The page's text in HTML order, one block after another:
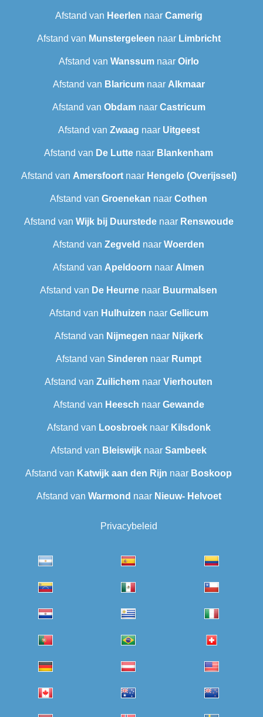
Afstand van Heerlen naar Camerig
Afstand van Munstergeleen naar Limbricht
Afstand van Wanssumnaar Oirlo
Afstand van Blaricumnaar Alkmaar
Afstand van Obdamnaar Castricum
Afstand van Zwaag naar Uitgeest
Afstand van De Lutte naar Blankenham
Afstand van Amersfoortnaar Hengelo (Overijssel)
Afstand van Groenekan naar Cothen
Afstand van Wijk bij Duurstedenaar Renswoude
Afstand van Zegveld naar Woerden
Afstand van Apeldoorn naar Almen
Afstand van De Heurne naar Buurmalsen
Afstand van Hulhuizen naar Gellicum
Afstand van Nijmegen naar Nijkerk
Afstand van Sinderen naar Rumpt
Afstand van Zuilichem naar Vierhouten
Afstand van Heesch naar Gewande
Afstand van Loosbroeknaar Kilsdonk
Afstand van Bleiswijk naar Sambeek
Afstand van Katwijk aan den Rijn naar Boskoop
Afstand van Warmond naar Nieuw- Helvoet
Privacybeleid